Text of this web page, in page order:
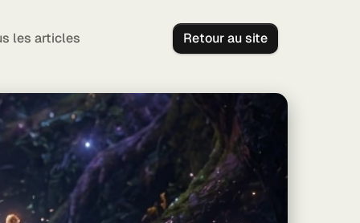
les articles Retour au site